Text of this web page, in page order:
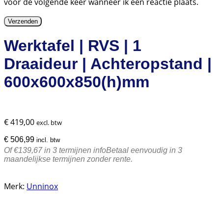
Werktafel | RVS | 1
Draaideur | Achteropstand |
600x600x850(h)mm
€419,00 excl. btw
€ 506,99 incl. btw
Of €139,67 in 3 termijnen infoBetaal eenvoudig in 3
maandelijkse termijnen zonder rente.
Merk: Unninox